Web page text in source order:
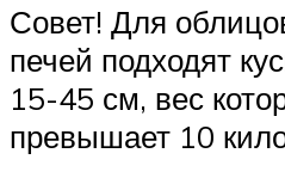
Совет! Для
печей подходят
15-45 см, вес
превышает 10